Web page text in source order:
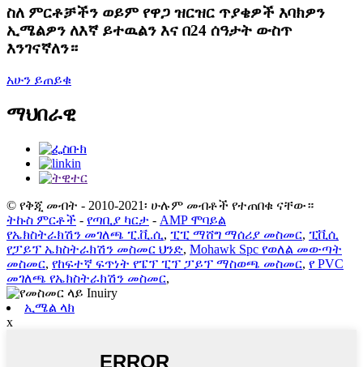
ስለ ምርቶቻችን ወይም የዋጋ ዝርዝር ጥያቄዎች እባክዎን
ኢሜልዎን ለእኛ ይተዉልን እና በ24 ሰዓታት ውስጥ
እንገናኛለን።
አሁን ይጠይቁ
ማህበራዊ
© የቅጂ መብት - 2010-2021፡ ሁሉም መብቶች የተጠበቁ ናቸው።
ትኩስ ምርቶች - የጣቢያ ካርታ - AMP ሞባይል
የኤክስትራክሽን መገለጫ ፒ.ቪ.ሲ, ፒፒ ማሸግ ማሰሪያ መስመር, ፒቪሲ
የፓይፕ ኤክስትራክሽን መስመር ህንድ, Mohawk Spc የወለል መውጣት
መስመር, የከፍተኛ ፍጥነት የፔፕ ፒፕ ፓይፕ ማስወጫ መስመር, የ PVC
መገለጫ የኤክስትራክሽን መስመር,
ኢሜል ላክ
x